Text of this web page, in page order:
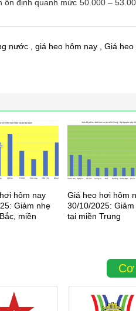
ổn định quanh mức 50.000 –
nước , giá heo hôm nay , ​​​​​​​​​​​​​​Giá heo
hôm nay
Giảm nhẹ
miền
Giá heo hơi hôm
30/10/2025: Giảm
tại miền Trung